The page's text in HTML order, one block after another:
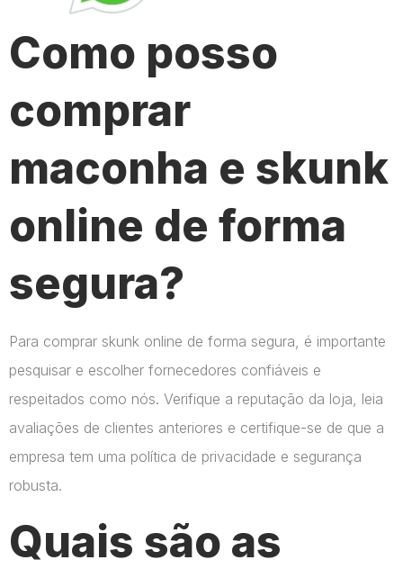
Como posso
comprar
maconha e skunk
online de forma
segura?
Para comprar skunk online de forma segura, é importante
pesquisar e escolher fornecedores confiáveis e
respeitados como nós. Verifique a reputação da loja, leia
avaliações de clientes anteriores e certifique-se de que a
empresa tem uma política de privacidade e segurança
robusta.
Quais são as